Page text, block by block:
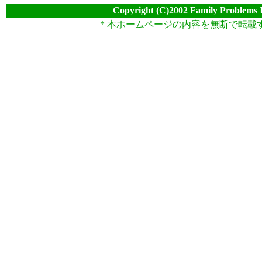
Copyright (C)2002 Family
* 本ホームページの内容を無断で転載